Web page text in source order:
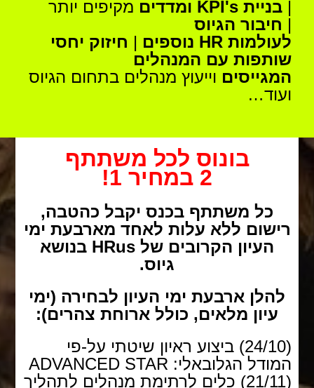
|בנייתKPI's ומדדים מקיפים יותר
| חיבור הגיוס
לעולמות HR נוספים | חיזוק יחסי
שותפות עם המנהלים
המגייסים וייעוץ מנהלים בתחום הגיוס
ועוד…
בונוס לכל משתתף
2 במחיר 1!
כל משתתף בכנס יקבל כהטבה,
רישום ללא עלות לאחד מארבעת ימי
העיון הקרובים של HRus בנושא
גיוס.
להלן ארבעת ימי העיון לבחירה (ימי
עיון מלאים, כולל ארוחת צהרים):
(24/10) ביצוע ראיון שיטתי על-פי
המודל הגלובאלי: ADVANCED STAR
(21/11) כלים לרתימת מנהלים לתהליך